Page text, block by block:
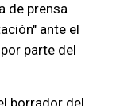
de prensa
ante el
parte del
borrador del